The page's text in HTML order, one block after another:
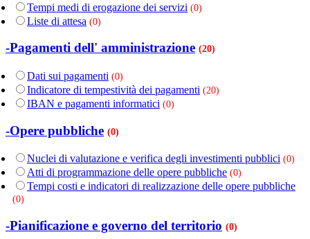
Tempi medi di erogazione dei servizi (0)
Liste di attesa (0)
-Pagamenti dell' amministrazione (20)
Dati sui pagamenti (0)
Indicatore di tempestività dei pagamenti (20)
IBAN e pagamenti informatici (0)
-Opere pubbliche (0)
Nuclei di valutazione e verifica degli investimenti pubblici (0)
Atti di programmazione delle opere pubbliche (0)
Tempi costi e indicatori di realizzazione delle opere pubbliche
(0)
-Pianificazione e governo del territorio (0)